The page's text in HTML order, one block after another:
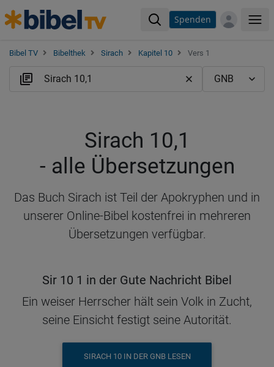
Spenden
Bibel TV Bibelthek Sirach Kapitel 10 Vers 1
Sirach 10,1
- alle Übersetzungen
Das Buch Sirach ist Teil der Apokryphen und in
unserer Online-Bibel kostenfrei in mehreren
Übersetzungen verfügbar.
Sir 10 1 in der Gute Nachricht Bibel
Ein weiser Herrscher hält sein Volk in Zucht,
seine Einsicht festigt seine Autorität.
SIRACH 10 IN DER GNB LESEN